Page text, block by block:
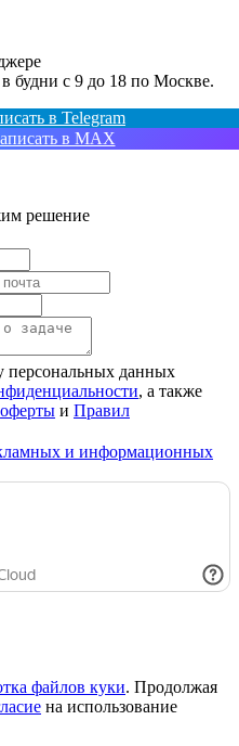
будни с 9 до 18 по Москве.
в Telegram
в MAX
решение
персональных данных
, а также
оферты и Правил
и информационных
файлов куки. Продолжая
на использование